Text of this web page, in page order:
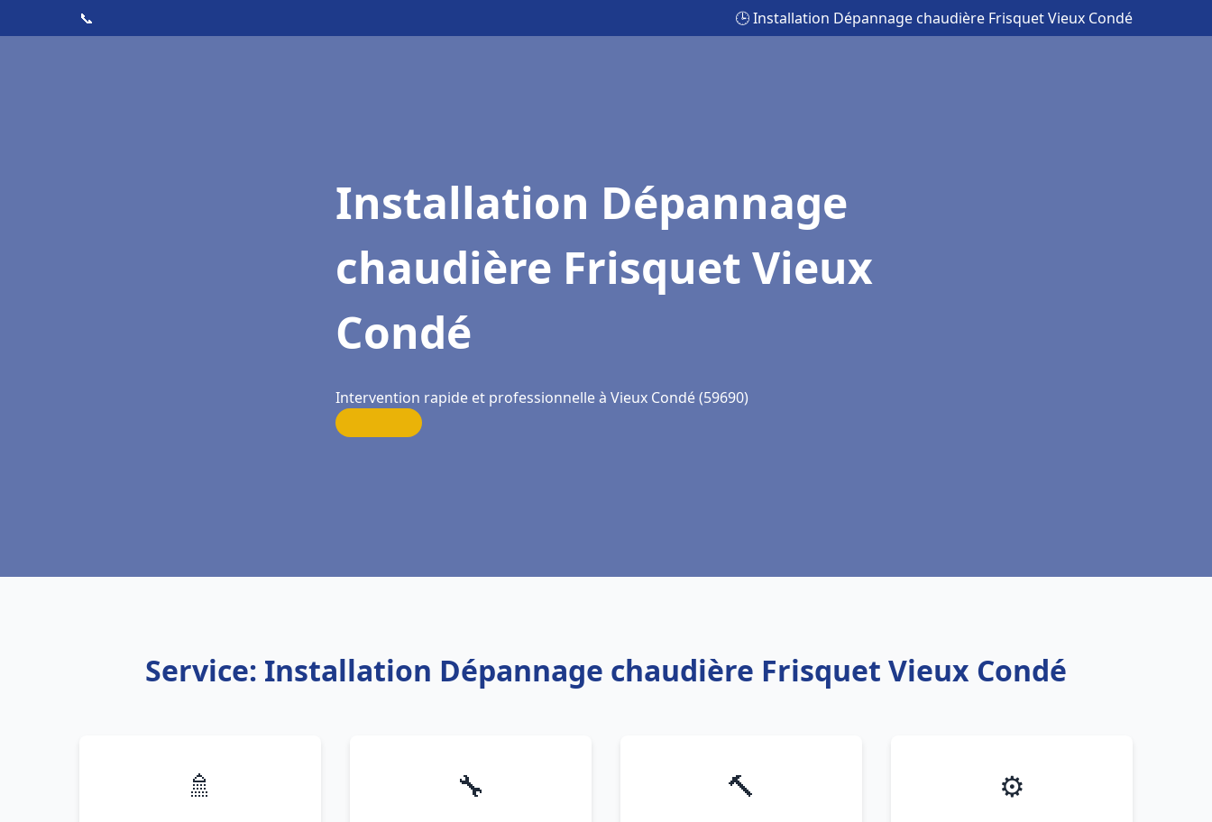
📞 🕒 Installation Dépannage chaudière Frisquet Vieux Condé
Installation Dépannage
chaudière Frisquet Vieux
Condé
Intervention rapide et professionnelle à Vieux Condé (59690)
Service: Installation Dépannage chaudière Frisquet Vieux Condé
🚿 🔧 🔨 ⚙️